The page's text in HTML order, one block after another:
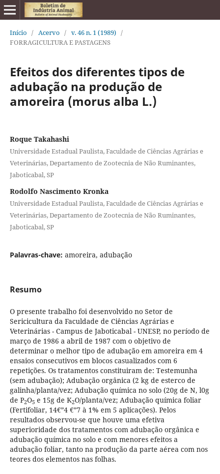
Início / Acervo / v. 46 n. 1 (1989) /
FORRAGICULTURA E PASTAGENS
Efeitos dos diferentes tipos de
adubação na produção de
amoreira (morus alba L.)
Roque Takahashi
Universidade Estadual Paulista, Faculdade de Ciências Agrárias e
Veterinárias, Departamento de Zootecnia de Não Ruminantes,
Jaboticabal, SP
Rodolfo Nascimento Kronka
Universidade Estadual Paulista, Faculdade de Ciências Agrárias e
Veterinárias, Departamento de Zootecnia de Não Ruminantes,
Jaboticabal, SP
Palavras-chave: amoreira, adubação
Resumo
O presente trabalho foi desenvolvido no Setor de
Sericicultura da Faculdade de Ciências Agrárias e
Veterinárias - Campus de Jaboticabal - UNESP, no período de
março de 1986 a abril de 1987 com o objetivo de
determinar o melhor tipo de adubação em amoreira em 4
ensaios consecutivos em blocos casualizados com 6
repetições. Os tratamentos constituiram de: Testemunha
(sem adubação); Adubação orgânica (2 kg de esterco de
galinha/planta/vez; Adubação química no solo (20g de N, l0g
de P2O5e 15g de K2O/planta/vez; Adubação química foliar
(Fertifoliar, 14€”4 €”7 à 1% em 5 aplicações). Pelos
resultados observou-se que houve uma efetiva
superioridade dos tratamentos com adubação orgânica e
adubação química no solo e com menores efeitos a
adubação foliar, tanto na produção da parte aérea com nos
teores dos elementos nas folhas.